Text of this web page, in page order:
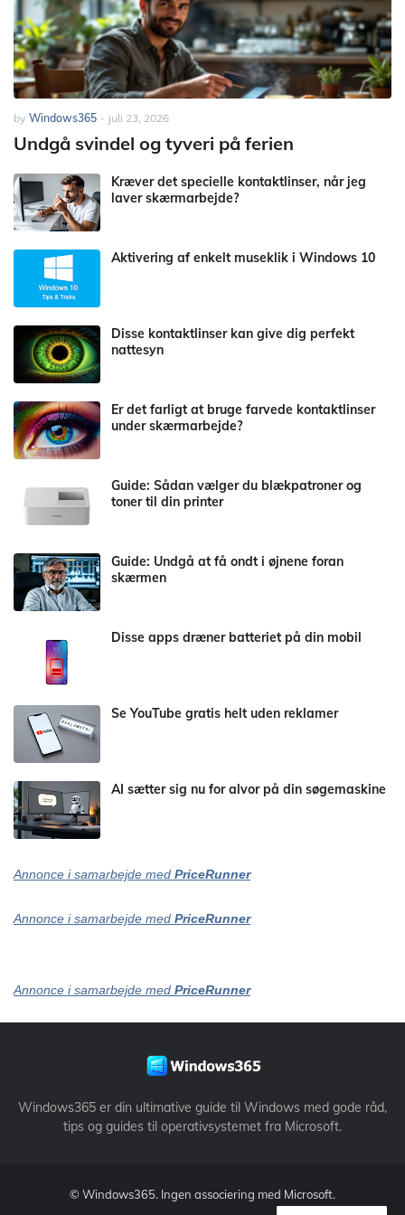
by Windows365 - juli 23, 2026
Undgå svindel og tyveri på ferien
Kræver det specielle kontaktlinser, når jeg
laver skærmarbejde?
Aktivering af enkelt museklik i Windows 10
Disse kontaktlinser kan give dig perfekt
nattesyn
Er det farligt at bruge farvede kontaktlinser
under skærmarbejde?
Guide: Sådan vælger du blækpatroner og
toner til din printer
Guide: Undgå at få ondt i øjnene foran
skærmen
Disse apps dræner batteriet på din mobil
Se YouTube gratis helt uden reklamer
AI sætter sig nu for alvor på din søgemaskine
Annonce i samarbejde med PriceRunner
Annonce i samarbejde med PriceRunner
Annonce i samarbejde med PriceRunner
Windows365 er din ultimative guide til Windows med gode råd,
tips og guides til operativsystemet fra Microsoft.
© Windows365. Ingen associering med Microsoft.